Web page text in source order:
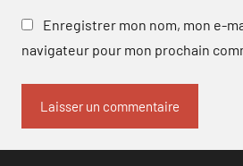
Enregistrer mon nom, mon e-
navigateur pour mon prochain